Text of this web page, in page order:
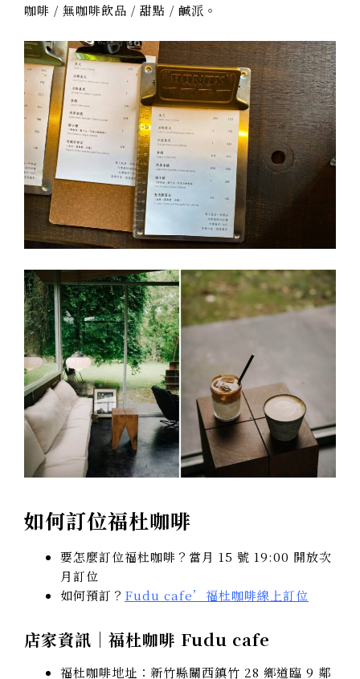
咖啡 / 無咖啡飲品 / 甜點 / 鹹派。
如何訂位福杜咖啡
要怎麼訂位福杜咖啡？當月 15 號 19:00 開放次
月訂位
如何預訂？ Fudu cafe’福杜咖啡線上訂位
店家資訊｜福杜咖啡 Fudu cafe
福杜咖啡地址：新竹縣關西鎮竹 28 鄉道臨 9 鄰